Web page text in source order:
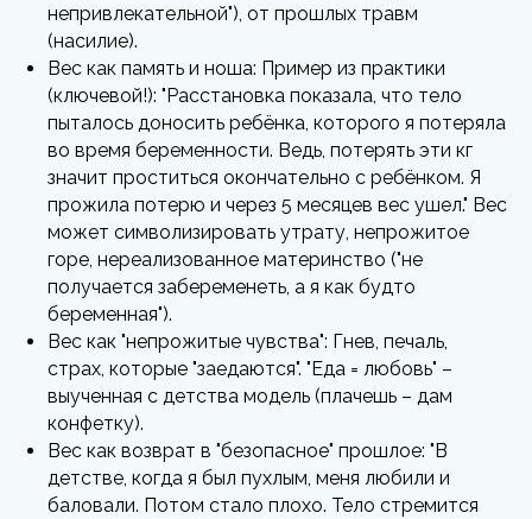
непривлекательной"), от прошлых травм
(насилие).
Вес как память и ноша: Пример из практики
(ключевой!): "Расстановка показала, что тело
пыталось доносить ребёнка, которого я потеряла
во время беременности. Ведь, потерять эти кг
значит проститься окончательно с ребёнком. Я
прожила потерю и через 5 месяцев вес ушел." Вес
может символизировать утрату, непрожитое
горе, нереализованное материнство ("не
получается забеременеть, а я как будто
беременная").
Вес как "непрожитые чувства": Гнев, печаль,
страх, которые "заедаются". "Еда = любовь" –
выученная с детства модель (плачешь – дам
конфетку).
Вес как возврат в "безопасное" прошлое: "В
детстве, когда я был пухлым, меня любили и
баловали. Потом стало плохо. Тело стремится